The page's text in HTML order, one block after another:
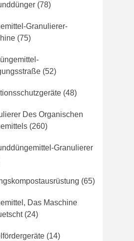
(78)
Granulierer-
(75)
(52)
(48)
Des Organischen
(260)
Granulierer
(65)
Das Maschine
(24)
(14)